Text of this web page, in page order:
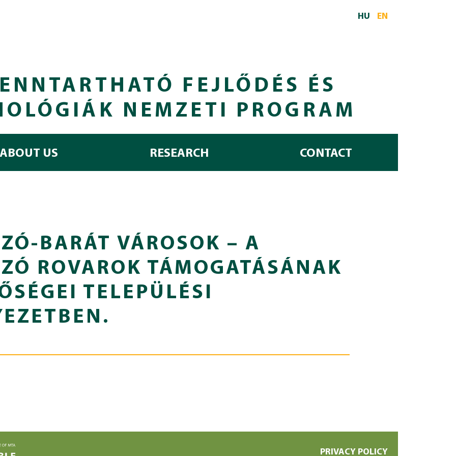
HU
EN
FEJLŐDÉS ÉS
NEMZETI PROGRAM
ABOUT US RESEARCH CONTACT
BARÁT VÁROSOK – A
ROVAROK TÁMOGATÁSÁNAK
TELEPÜLÉSI
PRIVACY POLICY